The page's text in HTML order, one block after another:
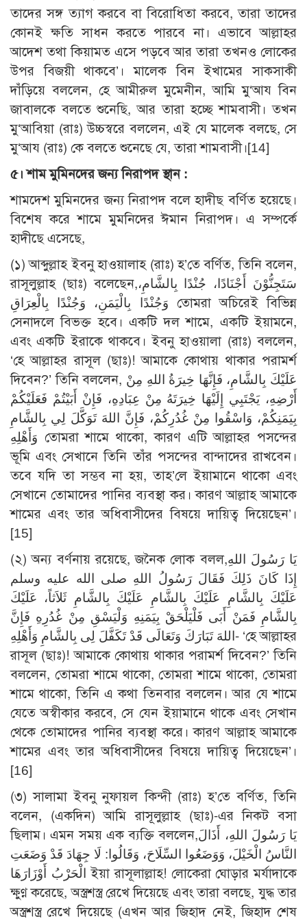
তাদের সঙ্গ ত্যাগ করবে বা বিরোধিতা করবে, তারা তাদের
কোনই ক্ষতি সাধন করতে পারবে না। এভাবে আল্লাহর
আদেশ তথা কিয়ামত এসে পড়বে আর তারা তখনও লোকের
উপর বিজয়ী থাকবে’। মালেক বিন ইখামের সাকসাকী
দাঁড়িয়ে বললেন, হে আমীরুল মুমেনীন, আমি মু‘আয বিন
জাবালকে বলতে শুনেছি, আর তারা হচ্ছে শামবাসী। তখন
মু‘আবিয়া (রাঃ) উচ্চস্বরে বললেন, এই যে মালেক বলছে, সে
মু‘আয (রাঃ) কে বলতে শুনেছে যে, তারা শামবাসী।[14]
৫।শাম মুমিনদের জন্য নিরাপদ স্থান:
শামদেশ মুমিনদের জন্য নিরাপদ বলে হাদীছ বর্ণিত হয়েছে।
বিশেষ করে শামে মুমনিদের ঈমান নিরাপদ। এ সম্পর্কে
হাদীছে এসেছে,
(১) আব্দুল্লাহ ইবনু হাওয়ালাহ (রাঃ) হ’তে বর্ণিত, তিনি বলেন,
রাসূলুল্লাহ (ছাঃ) বলেছেন,سَتَجِنُّوْنَ أَجْنَادًا، جُنْدًا بِالشَّامِ،
وَجُنْدًا بِالْيَمَنِ، وَجُنْدًا بِالْعِرَاقِ তোমরা অচিরেই বিভিন্ন
সেনাদলে বিভক্ত হবে। একটি দল শামে, একটি ইয়ামনে,
এবং একটি ইরাকে থাকবে। ইবনু হাওয়ালা (রাঃ) বললেন,
‘হে আল্লাহর রাসূল (ছাঃ)! আমাকে কোথায় থাকার পরামর্শ
দিবেন?’ তিনি বললেন, عَلَيْكَ بِالشَّامِ، فَإِنَّهَا خِيرَةُ اللهِ مِنْ
أَرْضِهِ، يَجْتَبِي إِلَيْهَا خِيرَتَهُ مِنْ عِبَادِهِ، فَإِنْ أَبَيْتُمْ فَعَلَيْكُمْ
بِيَمَنِكُمْ، وَاسْقُوا مِنْ غُدُرِكُمْ، فَإِنَّ اللهَ تَوَكَّلَ لِي بِالشَّامِ
وَأَهْلِهِ তোমরা শামে থাকো, কারণ এটি আল্লাহর পসন্দের
ভূমি এবং সেখানে তিনি তাঁর পসন্দের বান্দাদের রাখবেন।
তবে যদি তা সম্ভব না হয়, তাহ’লে ইয়ামানে থাকো এবং
সেখানে তোমাদের পানির ব্যবস্থা কর। কারণ আল্লাহ আমাকে
শামের এবং তার অধিবাসীদের বিষয়ে দায়িত্ব দিয়েছেন’।
[15]
(২) অন্য বর্ণনায় রয়েছে, জনৈক লোক বলল,يَا رَسُولَ اللهِ
إِذَا كَانَ ذَلِكَ فَقَالَ رَسُولُ اللهِ صلى الله عليه وسلم
عَلَيْكَ بِالشَّامِ عَلَيْكَ بِالشَّامِ عَلَيْكَ بِالشَّامِ ثَلاَثاً، عَلَيْكَ
بِالشَّامِ فَمَنْ أَبَى فَلْيَلْحَقْ بِيَمَنِهِ وَلْيَسْقِ مِنْ غُدُرِهِ فَإِنَّ
اللهَ تَبَارَكَ وَتَعَالَى قَدْ تَكَفَّلَ لِى بِالشَّامِ وَأَهْلِهِ- ‘হে আল্লাহর
রাসূল (ছাঃ)! আমাকে কোথায় থাকার পরামর্শ দিবেন?’ তিনি
বললেন, তোমরা শামে থাকো, তোমরা শামে থাকো, তোমরা
শামে থাকো, তিনি এ কথা তিনবার বললেন। আর যে শামে
যেতে অস্বীকার করবে, সে যেন ইয়ামানে থাকে এবং সেখান
থেকে তোমাদের পানির ব্যবস্থা করে। কারণ আল্লাহ আমাকে
শামের এবং তার অধিবাসীদের বিষয়ে দায়িত্ব দিয়েছেন’।
[16]
(৩) সালামা ইবনু নুফায়ল কিন্দী (রাঃ) হ’তে বর্ণিত, তিনি
বলেন, (একদিন) আমি রাসূলুল্লাহ (ছাঃ)-এর নিকট বসা
ছিলাম। এমন সময় এক ব্যক্তি বললেন,يَا رَسُولَ اللهِ، أَذَالَ
النَّاسُ الْخَيْلَ، وَوَضَعُوا السِّلَاحَ، وَقَالُوا: لَا جِهَادَ قَدْ وَضَعَتِ
الْحَرْبُ أَوْزَارَهَا ইয়া রাসূলাল্লাহ! লোকেরা ঘোড়ার মর্যাদাকে
ক্ষুণ্ণ করেছে, অস্ত্রশস্ত্র রেখে দিয়েছে এবং তারা বলছে, যুদ্ধ তার
অস্ত্রশস্ত্র রেখে দিয়েছে (এখন আর জিহাদ নেই, জিহাদ শেষ